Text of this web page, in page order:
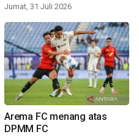
Jumat, 31 Juli 2026
Arema FC menang atas
DPMM FC